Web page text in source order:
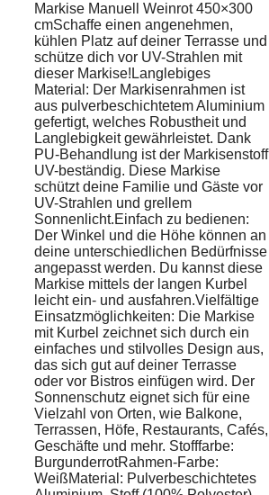
Markise Manuell Weinrot 450×300
cmSchaffe einen angenehmen,
kühlen Platz auf deiner Terrasse und
schütze dich vor UV-Strahlen mit
dieser Markise!Langlebiges
Material: Der Markisenrahmen ist
aus pulverbeschichtetem Aluminium
gefertigt, welches Robustheit und
Langlebigkeit gewährleistet. Dank
PU-Behandlung ist der Markisenstoff
UV-beständig. Diese Markise
schützt deine Familie und Gäste vor
UV-Strahlen und grellem
Sonnenlicht.Einfach zu bedienen:
Der Winkel und die Höhe können an
deine unterschiedlichen Bedürfnisse
angepasst werden. Du kannst diese
Markise mittels der langen Kurbel
leicht ein- und ausfahren.Vielfältige
Einsatzmöglichkeiten: Die Markise
mit Kurbel zeichnet sich durch ein
einfaches und stilvolles Design aus,
das sich gut auf deiner Terrasse
oder vor Bistros einfügen wird. Der
Sonnenschutz eignet sich für eine
Vielzahl von Orten, wie Balkone,
Terrassen, Höfe, Restaurants, Cafés,
Geschäfte und mehr. Stofffarbe:
BurgunderrotRahmen-Farbe:
WeißMaterial: Pulverbeschichtetes